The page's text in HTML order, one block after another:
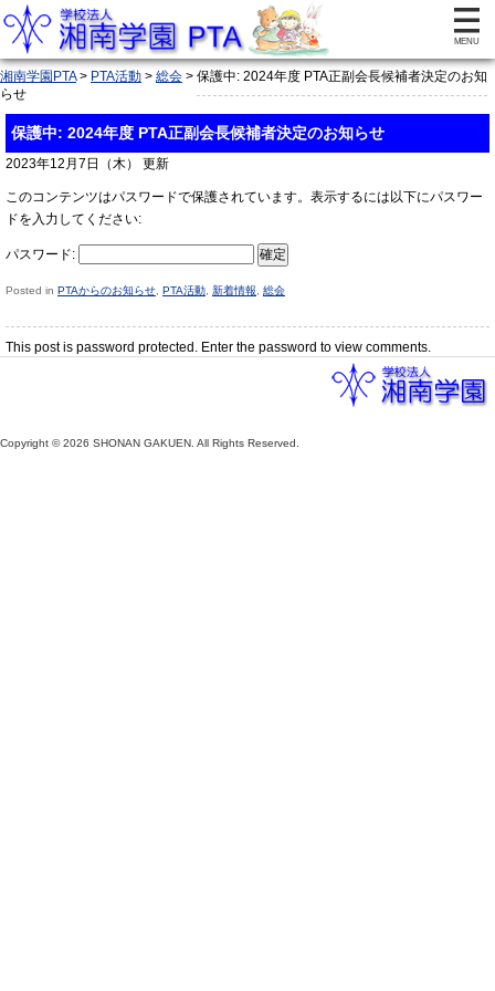
湘南学園PTA> PTA活動 > 総会 > 保護中: 2024年度 PTA正副会長候補者決定のお知
らせ
保護中: 2024年度 PTA正副会長候補者決定のお知らせ
2023年12月7日（木） 更新
このコンテンツはパスワードで保護されています。表示するには以下にパスワー
ドを入力してください:
パスワード:
Posted in PTAからのお知らせ PTA活動 新着情報 総会
This post is password protected. Enter the password to view comments.
Copyright © 2026 SHONAN GAKUEN. All Rights Reserved.